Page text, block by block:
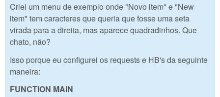
Criei um menu de exemplo onde "Novo item" e "New
item" tem caracteres que queria que fosse uma seta
virada para a direita, mas aparece quadradinhos. Que
chato, não?
Isso porque eu configurei os requests e HB's da seguinte
maneira:
FUNCTION MAIN